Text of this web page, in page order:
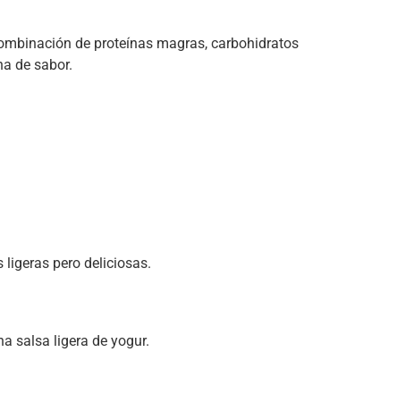
de proteínas magras, carbohidratos
de sabor.
ligeras pero deliciosas.
salsa ligera de yogur.